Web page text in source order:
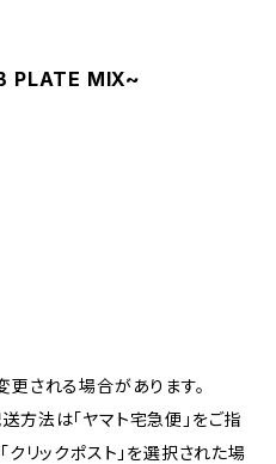
PLATE MIX~
更される場合があります。
方法は「ヤマト宅急便」をご指
クリックポスト」を選択された場